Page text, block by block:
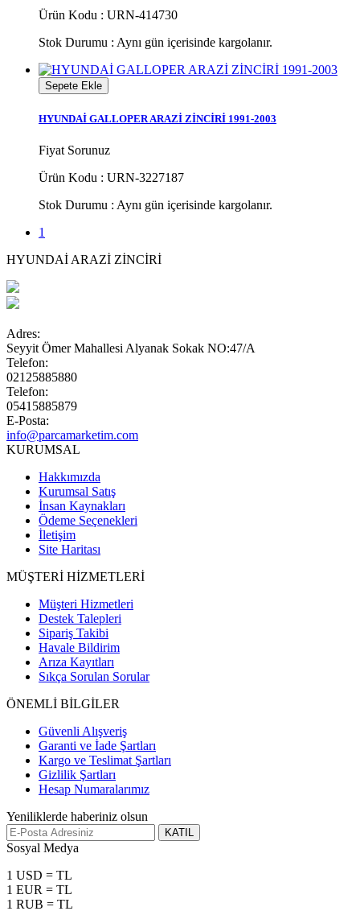
Ürün Kodu : URN-414730
Stok Durumu : Aynı gün içerisinde kargolanır.
Sepete Ekle
HYUNDAİ GALLOPER ARAZİ ZİNCİRİ 1991-2003
Fiyat Sorunuz
Ürün Kodu : URN-3227187
Stok Durumu : Aynı gün içerisinde kargolanır.
1
HYUNDAİ ARAZİ ZİNCİRİ
Adres:
Seyyit Ömer Mahallesi Alyanak Sokak NO:47/A
Telefon:
02125885880
Telefon:
05415885879
E-Posta:
info@parcamarketim.com
KURUMSAL
Hakkımızda
Kurumsal Satış
İnsan Kaynakları
Ödeme Seçenekleri
İletişim
Site Haritası
MÜŞTERİ HİZMETLERİ
Müşteri Hizmetleri
Destek Talepleri
Sipariş Takibi
Havale Bildirim
Arıza Kayıtları
Sıkça Sorulan Sorular
ÖNEMLİ BİLGİLER
Güvenli Alışveriş
Garanti ve İade Şartları
Kargo ve Teslimat Şartları
Gizlilik Şartları
Hesap Numaralarımız
Yeniliklerde haberiniz olsun
KATIL
Sosyal Medya
1 USD = TL
1 EUR = TL
1 RUB = TL